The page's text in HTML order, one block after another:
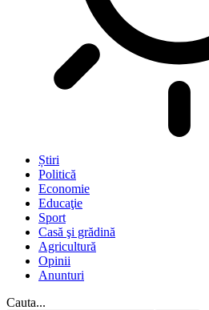
Știri
Politică
Economie
Educaţie
Sport
Casă şi grădină
Agricultură
Opinii
Anunturi
Cauta...